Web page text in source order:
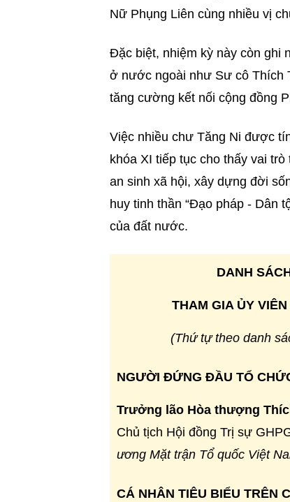
Nữ Phụng Liên cùng nhiều vị
Đặc biệt, nhiệm kỳ này còn ghi
ở nước ngoài như Sư cô Thích
tăng cường kết nối cộng đồng
Việc nhiều chư Tăng Ni được
khóa XI tiếp tục cho thấy vai
an sinh xã hội, xây dựng đời
huy tinh thần “Đạo pháp - Dân
của đất nước.
DANH
THAM GIA ỦY
(Thứ tự theo danh
NGƯỜI ĐỨNG ĐẦU TỔ
Trưởng lão Hòa thượng
Chủ tịch Hội đồng Trị sự
ương Mặt trận Tổ quốc Việt
CÁ NHÂN TIÊU BIỂU TRÊN